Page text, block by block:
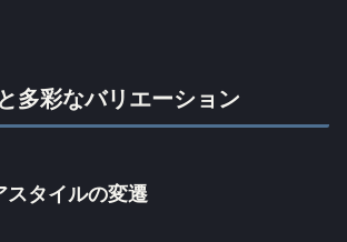
多彩なバリエーション
スタイルの変遷